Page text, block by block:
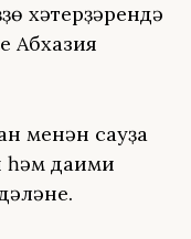
хәтерҙәрендә
Абхазия
менән сауҙа
һәм даими